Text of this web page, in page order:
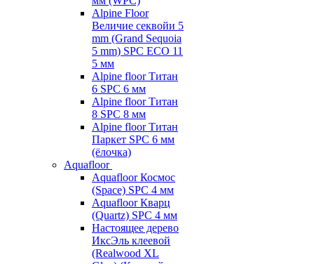
Alpine Floor
Величие секвойи 5
mm (Grand Sequoia
5 mm) SPC ECO 11
5 мм
Alpine floor Титан
6 SPC 6 мм
Alpine floor Титан
8 SPC 8 мм
Alpine floor Титан
Паркет SPC 6 мм
(ёлочка)
Aquafloor
Aquafloor Космос
(Space) SPC 4 мм
Aquafloor Кварц
(Quartz) SPC 4 мм
Настоящее дерево
ИксЭль клеевой
(Realwood XL